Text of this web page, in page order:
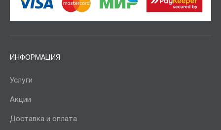
ИНФОРМАЦИЯ
Услуги
Акции
Доставка и оплата